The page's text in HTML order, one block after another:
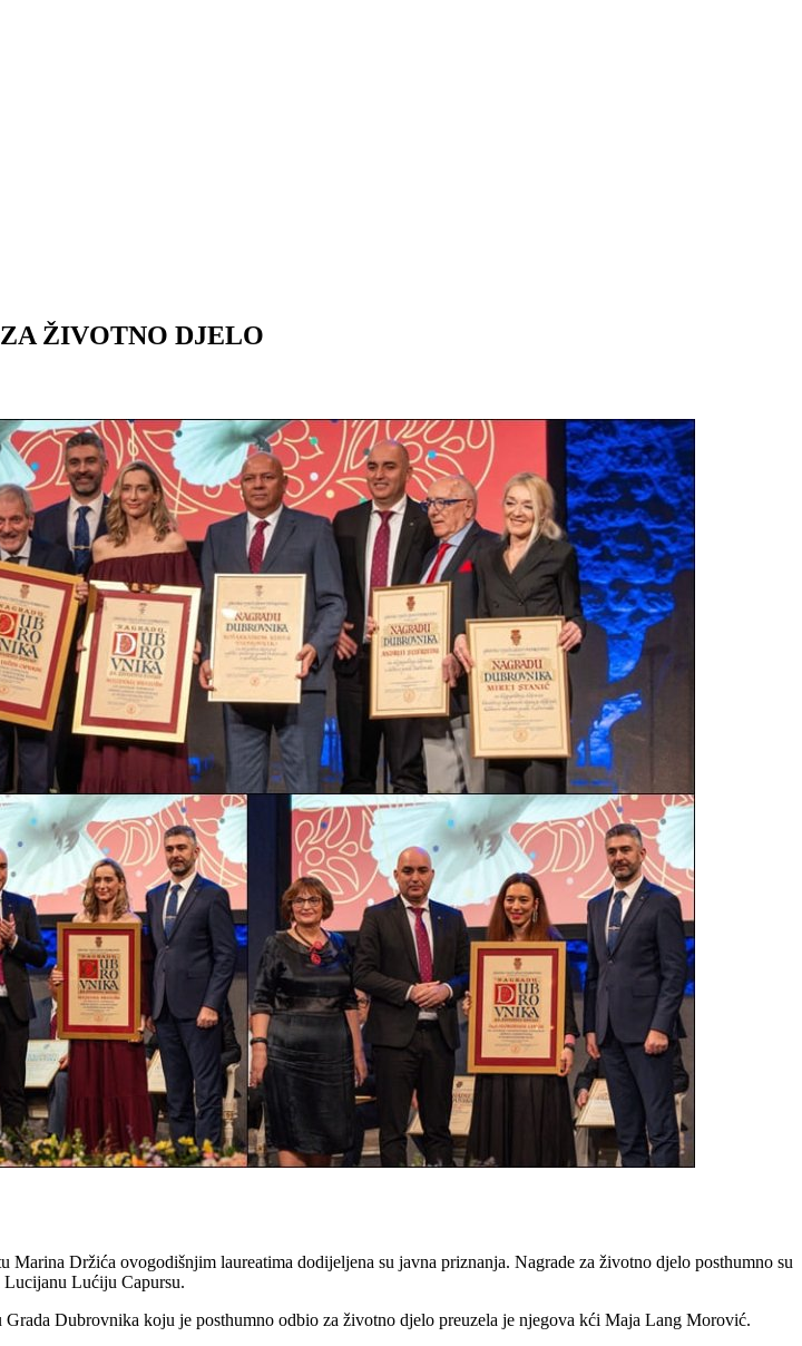
ŽIVOTNO DJELO
Držića ovogodišnjim laureatima dodijeljena su javna priznanja. Nagrade za životno djelo posthumno su
Lucijanu Lućiju Capursu.
Dubrovnika koju je posthumno odbio za životno djelo preuzela je njegova kći Maja Lang Morović.